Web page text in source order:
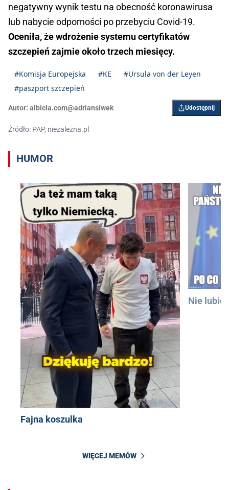
negatywny wynik testu na obecność koronawirusa
lub nabycie odporności po przebyciu Covid-19.
Oceniła, że wdrożenie systemu certyfikatów
szczepień zajmie około trzech miesięcy.
#Komisja Europejska #KE
#Ursula von der Leyen
#paszport szczepień
Autor: albicla.com@adriansiwek Udostępnij
Źródło: PAP, niezalezna.pl
HUMOR
Fajna koszulka
Nie lubię
WIĘCEJ MEMÓW